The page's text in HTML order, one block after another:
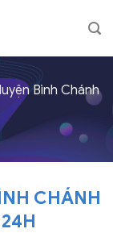
Bình Chánh
CHÁNH